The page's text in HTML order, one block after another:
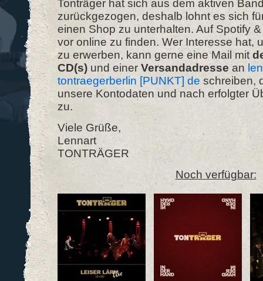
Tonträger hat sich aus dem aktiven
zurückgezogen, deshalb lohnt es sich
einen Shop zu unterhalten. Auf Spotify
vor online zu finden. Wer Interesse hat,
zu erwerben, kann gerne eine Mail mit
CD(s)und einerVersandadresse an
tontraegerberlin [PUNKT] de schreiben,
unsere Kontodaten und nach erfolgter
zu.
Viele Grüße,
Lennart
TONTRÄGER
Noch verfügbar: